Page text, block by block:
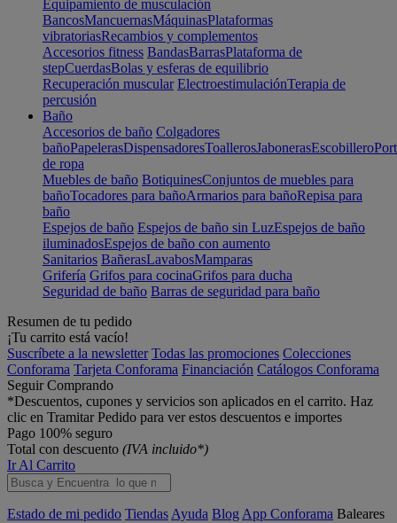
Equipamiento de musculación
BancosMancuernasMáquinasPlataformas
vibratoriasRecambios y complementos
Accesorios fitness BandasBarrasPlataforma de
stepCuerdasBolas y esferas de equilibrio
Recuperación muscular ElectroestimulaciónTerapia de
percusión
Baño
Accesorios de baño Colgadores
bañoPapelerasDispensadoresToallerosJabonerasEscobillero
de ropa
Muebles de baño BotiquinesConjuntos de muebles para
bañoTocadores para bañoArmarios para bañoRepisa para
baño
Espejos de baño Espejos de baño sin LuzEspejos de baño
iluminadosEspejos de baño con aumento
Sanitarios BañerasLavabosMamparas
Grifería Grifos para cocinaGrifos para ducha
Seguridad de baño Barras de seguridad para baño
Resumen de tu pedido
¡Tu carrito está vacío!
Suscríbete a la newsletter Todas las promociones Colecciones
Conforama Tarjeta Conforama Financiación Catálogos Conforama
Seguir Comprando
*Descuentos, cupones y servicios son aplicados en el carrito. Haz
clic en Tramitar Pedido para ver estos descuentos e importes
Pago 100% seguro
Total con descuento (IVA incluido*)
Ir Al Carrito
Estado de mi pedido Tiendas Ayuda Blog App Conforama Baleares